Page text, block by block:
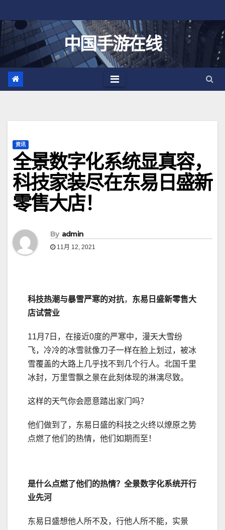
至
中国手游在线
资讯
全景数字化系统显真容，
科技家装尽在东易日盛新
零售大店！
By admin
11月 12, 2021
科技热潮与暴雪严寒的对抗， 东易日盛新零售大
店试营业
11月7日，在接近0度的严寒中，漫天大雪纷
飞，冷冷的冰雪就像刀子一样在脸上划过，被冰
雪覆盖的大路上几乎找不到几个行人。北国千里
冰封，万里雪飘之景在此刻体现的淋漓尽致。
这样的天气你会愿意踏出家门吗？
他们做到了，东易日盛的科技之火终以燎原之势
点燃了他们的热情，他们如期而至！
是什么点燃了他们的热情？ 全景数字化系统开行
业先河
东易日盛想他人所不及，行他人所不能，实景